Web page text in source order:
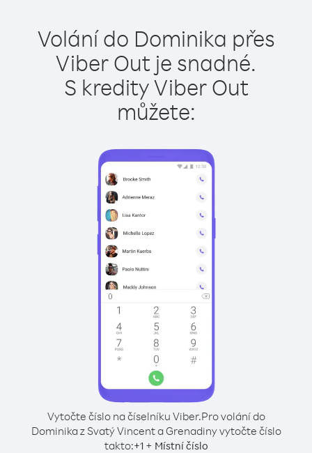
Volání do Dominika přes
Viber Out je snadné.
S kredity Viber Out
můžete:
Vytočte číslo na číselníku Viber.Pro volání do
Dominika z Svatý Vincent a Grenadiny vytočte číslo
takto:+1+ Místní číslo